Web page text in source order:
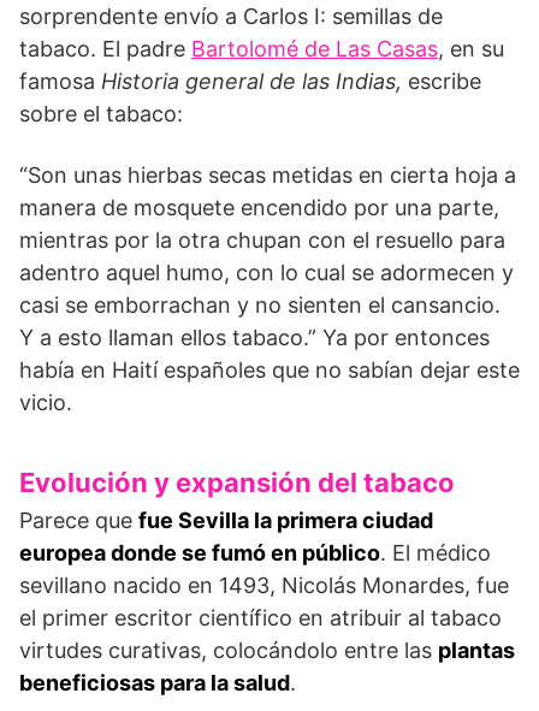
sorprendente envío a Carlos I: semillas de
tabaco. El padre Bartolomé de Las Casas, en su
famosa Historia general de las Indias, escribe
sobre el tabaco:
“Son unas hierbas secas metidas en cierta hoja a
manera de mosquete encendido por una parte,
mientras por la otra chupan con el resuello para
adentro aquel humo, con lo cual se adormecen y
casi se emborrachan y no sienten el cansancio.
Y a esto llaman ellos tabaco.” Ya por entonces
había en Haití españoles que no sabían dejar este
vicio.
Evolución y expansión del tabaco
Parece que fue Sevilla la primera ciudad
europea donde se fumó en público. El médico
sevillano nacido en 1493, Nicolás Monardes, fue
el primer escritor científico en atribuir al tabaco
virtudes curativas, colocándolo entre las plantas
beneficiosas para la salud.